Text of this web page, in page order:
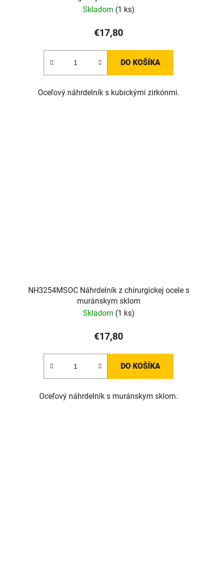
Skladom (1 ks)
€17,80
DO KOŠÍKA
Oceľový náhrdelník s kubickými zirkónmi.
NH3254MSOC Náhrdelník z chirurgickej ocele s
muránskym sklom
Skladom (1 ks)
€17,80
DO KOŠÍKA
Oceľový náhrdelník s muránskym sklom.